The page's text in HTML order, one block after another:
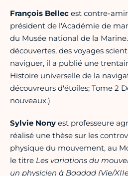
François Bellec est contre-
président de l'Académie de
du Musée national de la
découvertes, des voyages
naviguer, il a publié une
Histoire universelle de la
découvreurs d'étoiles; Tome 2
nouveaux.)
Sylvie Nony est professeure
réalisé une thèse sur les
physique du mouvement, au
le titre Les variations du
un physicien à Bagdad (Vie/